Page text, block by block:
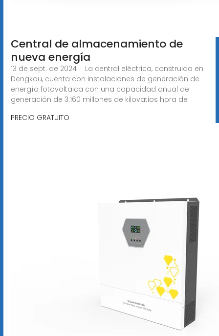
Central de almacenamiento de
nueva energía
13 de sept. de 2024 · La central eléctrica, construida en
Dengkou, cuenta con instalaciones de generación de
energía fotovoltaica con una capacidad anual de
generación de 3.160 millones de kilovatios hora de
PRECIO GRATUITO